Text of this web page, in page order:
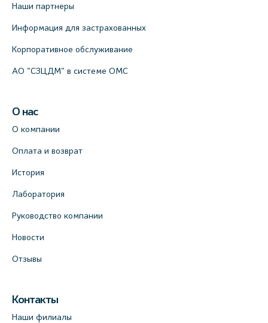
Наши партнеры
Информация для застрахованных
Корпоративное обслуживание
АО "СЗЦДМ" в системе ОМС
О нас
О компании
Оплата и возврат
История
Лаборатория
Руководство компании
Новости
Отзывы
Контакты
Наши филиалы